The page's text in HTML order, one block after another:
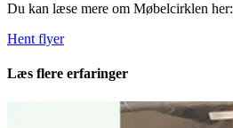
Du kan læse mere om Møbelcirklen her:
Hent flyer
Læs flere erfaringer